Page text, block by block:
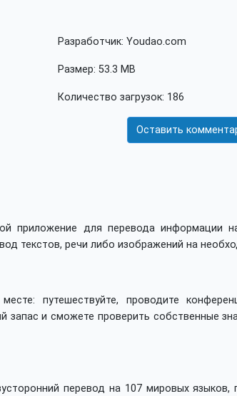
Разработчик: Youdao.com
Размер: 53.3 MB
Количество загрузок: 186
Оставить
приложение для перевода информации
текстов, речи либо изображений на
путешествуйте, проводите
запас и сможете проверить собственные
перевод на 107 мировых языков,